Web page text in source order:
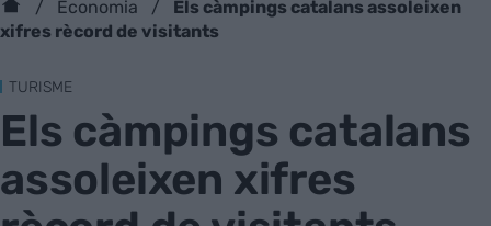
Economia
Els càmpings catalans assoleixen
xifres rècord de visitants
TURISME
Els càmpings catalans
assoleixen xifres